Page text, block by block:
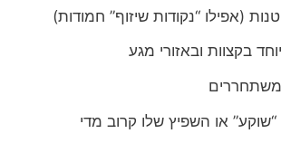
(אפילו “נקודות שיזוף” חמודות)
בקצוות ובאזורי מגע
או השפיץ שלו קרוב מדי